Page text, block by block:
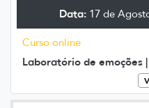
Data:17 de
Curso online
Laboratório de emoções